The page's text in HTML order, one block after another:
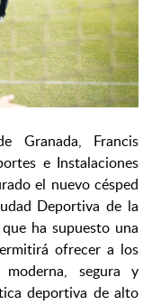
Granada, Francis
e Instalaciones
el nuevo césped
Deportiva de la
ha supuesto una
ofrecer a los
segura y
deportiva de alto